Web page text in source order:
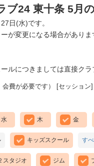
ブ24 東十条 5月
日(水)です。
が変更になる場合がありま
ルにつきましては直接ク
会費が必要です） [セッショ
水 木 金
キッズスクール す
スタジオ ジム